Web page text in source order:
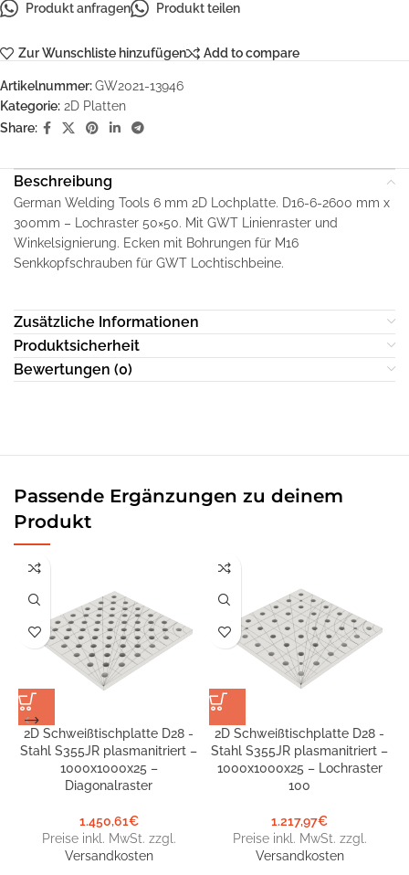
Produkt anfragen Produkt teilen
Zur Wunschliste hinzufügen Add to compare
Artikelnummer:GW2021-13946
Kategorie: 2D Platten
Share:
Beschreibung
German Welding Tools 6 mm 2D Lochplatte. D16-6-2600 mm x
300mm – Lochraster 50×50. Mit GWT Linienraster und
Winkelsignierung. Ecken mit Bohrungen für M16
Senkkopfschrauben für GWT Lochtischbeine.
Zusätzliche Informationen
Produktsicherheit
Bewertungen (0)
Passende Ergänzungen zu deinem
Produkt
2D Schweißtischplatte D28 -
Stahl S355JR plasmanitriert –
1000x1000x25 –
Diagonalraster
1.450,61€
Preise inkl. MwSt. zzgl.
Versandkosten
2D Schweißtischplatte D28 -
Stahl S355JR plasmanitriert –
1000x1000x25 – Lochraster
100
1.217,97€
Preise inkl. MwSt. zzgl.
Versandkosten